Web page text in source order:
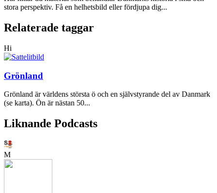
stora perspektiv. Få en helhetsbild eller fördjupa dig...
Relaterade taggar
Hi
Grönland
Grönland är världens största ö och en självstyrande del av Danmark
(se karta). Ön är nästan 50...
Liknande Podcasts
M